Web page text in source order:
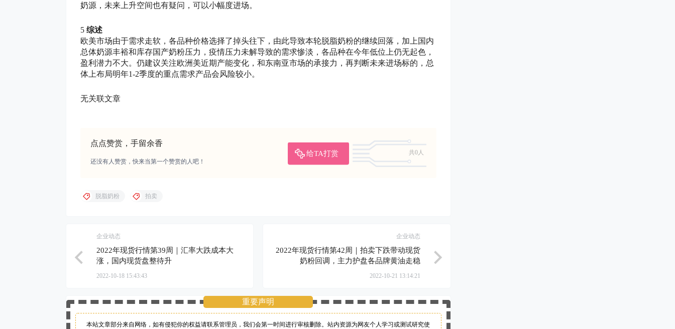
奶源，未来上升空间也有疑问，可以小幅度进场。
5 综述
欧美市场由于需求走软，各品种价格选择了掉头往下，由此导致本轮脱脂奶粉的继续回落，加上国内
总体奶源丰裕和库存国产奶粉压力，疫情压力未解导致的需求惨淡，各品种在今年低位上仍无起色，
盈利潜力不大。仍建议关注欧洲美近期产能变化，和东南亚市场的承接力，再判断未来进场标的，总
体上布局明年1-2季度的重点需求产品会风险较小。
无关联文章
点点赞赏，手留余香
给TA打赏
共0人
还没有人赞赏，快来当第一个赞赏的人吧！
脱脂奶粉 拍卖
企业动态
2022年现货行情第39周｜汇率大跌成本大
涨，国内现货盘整待升
2022-10-18 15:43:43
企业动态
2022年现货行情第42周｜拍卖下跌带动现货
奶粉回调，主力护盘各品牌黄油走稳
2022-10-21 13:14:21
重要声明
本站文章部分来自网络，如有侵犯你的权益请联系管理员， 我们会第一时间进行审核删除。站内资源为网友个人学习或测试研究使